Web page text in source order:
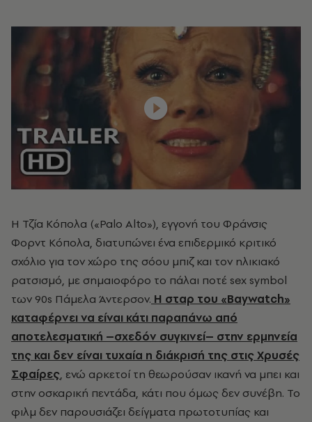
Η Τζία Κόπολα («Palo Alto»), εγγονή του Φράνσις
Φορντ Κόπολα, διατυπώνει ένα επιδερμικό κριτικό
σχόλιο για τον χώρο της σόου μπιζ και τον ηλικιακό
ρατσισμό, με σημαιοφόρο το πάλαι ποτέ sex symbol
των 90s Πάμελα Άντερσον. Η σταρ του «Baywatch»
καταφέρνει να είναι κάτι παραπάνω από
αποτελεσματική –σχεδόν συγκινεί– στην ερμηνεία
της και δεν είναι τυχαία η διάκρισή της στις Χρυσές
Σφαίρες, ενώ αρκετοί τη θεωρούσαν ικανή να μπει και
στην οσκαρική πεντάδα, κάτι που όμως δεν συνέβη. Το
φιλμ δεν παρουσιάζει δείγματα πρωτοτυπίας και